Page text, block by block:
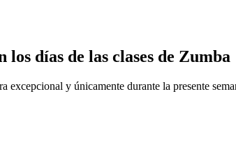
días de las clases de Zumba
y únicamente durante la presente